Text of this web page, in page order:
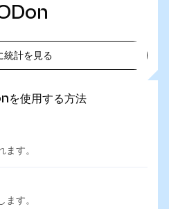
統計を見る
使用する方法
ます。
ます。